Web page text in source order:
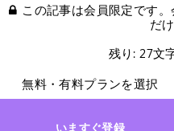
この記事は会員限定です
だ
残り: 27文
無料・有料プランを選択
いますぐ登録